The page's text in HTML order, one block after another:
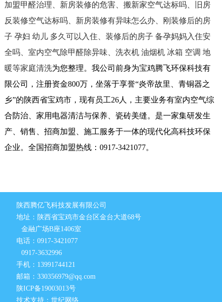
加盟甲醛治理、新房装修的危害、搬新家空气达标吗、旧房
反装修空气达标吗、新房装修有异味怎么办、刚装修后的房
子 孕妇 幼儿 多久可以入住、装修后的房子 备孕妈妈入住安
全吗、室内空气除甲醛除异味、洗衣机 油烟机 冰箱 空调 地
暖等家庭清洗为您整理。我公司前身为宝鸡腾飞环保科技有
限公司，注册资金800万，坐落于享誉“炎帝故里、青铜器之
乡”的陕西省宝鸡市，现有员工26人，主要业务有室内空气综
合防治、家用电器清洁与保养、瓷砖美缝。是一家集研发生
产、销售、招商加盟、施工服务于一体的现代化高科技环保
企业。全国招商加盟热线：0917-3421077。
陕西腾亿飞科技发展有限公司
地址：陕西省宝鸡市金台区金台大道68号
金融广场B座1406室
电话：0917-3421077
0917-3632996
手机：13991744121
邮箱：330356979@qq.com
陕ICP备19003013号
技术支持：世纪网络